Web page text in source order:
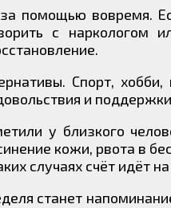
помощью вовремя.
с наркологом
Спорт,
и
у близкого
кожи, рвота в
случаях счёт идёт
станет